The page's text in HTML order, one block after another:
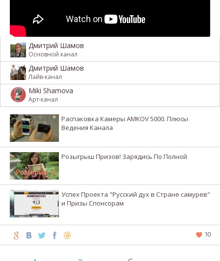
Дмитрий Шамов
Основной канал
Дмитрий Шамов
Лайв-канал
Miki Shamova
Арт-канал
Распаковка Камеры AMKOV 5000. Плюсы
Ведения Канала
Розыгрыш Призов! Зарядись По Полной
Успех Проекта "Русский дух в Стране самурев"
и Призы Спонсорам
10